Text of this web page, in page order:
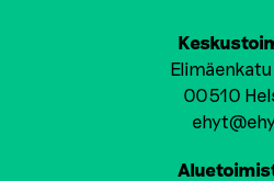
00510